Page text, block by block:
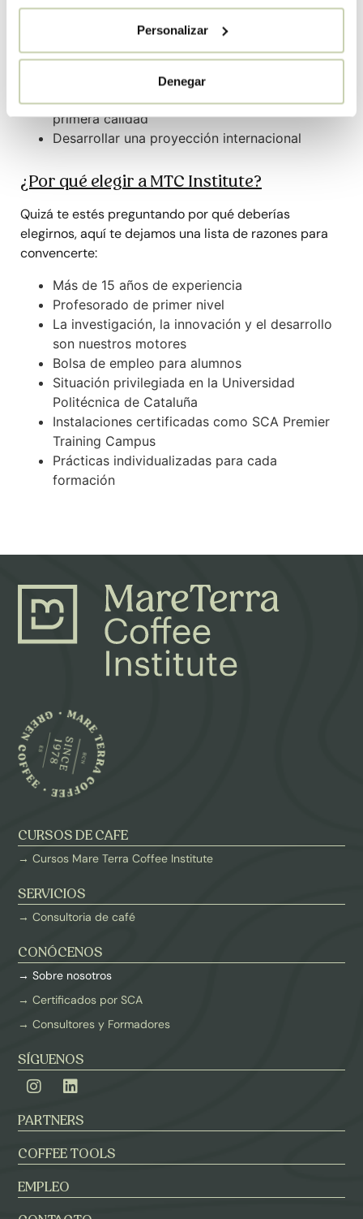
Personalizar
Denegar
Formación actualizada a la demanda laboral
Aportar valor a toda la cadena cafetera
mediante la educación
Formación con materiales y maquinaria de
primera calidad
Desarrollar una proyección internacional
¿Por qué elegir a MTC Institute?
Quizá te estés preguntando por qué deberías
elegirnos, aquí te dejamos una lista de razones para
convencerte:
Más de 15 años de experiencia
Profesorado de primer nivel
La investigación, la innovación y el desarrollo
son nuestros motores
Bolsa de empleo para alumnos
Situación privilegiada en la Universidad
Politécnica de Cataluña
Instalaciones certificadas como SCA Premier
Training Campus
Prácticas individualizadas para cada
formación
CURSOS DE CAFE
→ Cursos Mare Terra Coffee Institute
SERVICIOS
→ Consultoria de café
CONÓCENOS
→ Sobre nosotros
→ Certificados por SCA
→ Consultores y Formadores
SÍGUENOS
PARTNERS
COFFEE TOOLS
EMPLEO